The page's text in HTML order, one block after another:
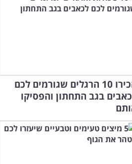
הכירו 10 הרגלים שגורמים לכם
בגב התחתון והפסיקו